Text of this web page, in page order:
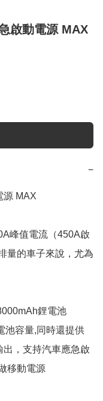
啟動電源 MAX
−
源 MAX
峰值電流（450A啟
量的車子來說，尤為
鋰電池
池容量,同時還提供
，支持汽車應急啟
移動電源